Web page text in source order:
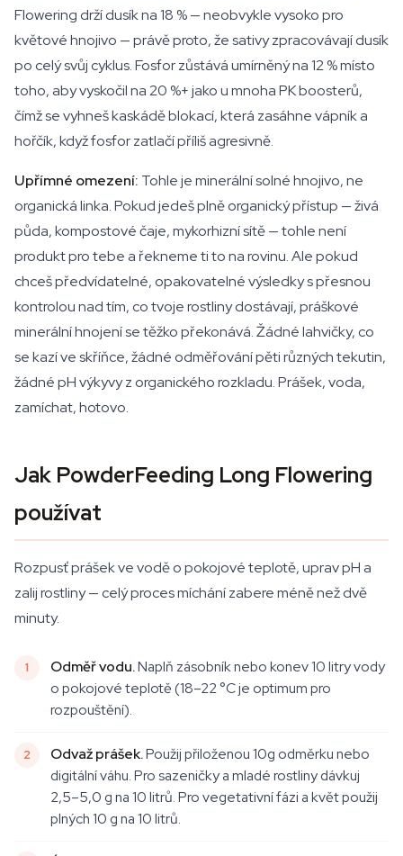
Flowering drží dusík na 18 % — neobvykle vysoko pro
květové hnojivo — právě proto, že sativy zpracovávají dusík
po celý svůj cyklus. Fosfor zůstává umírněný na 12 % místo
toho, aby vyskočil na 20 %+ jako u mnoha PK boosterů,
čímž se vyhneš kaskádě blokací, která zasáhne vápník a
hořčík, když fosfor zatlačí příliš agresivně.
Upřímné omezení: Tohle je minerální solné hnojivo, ne
organická linka. Pokud jedeš plně organický přístup — živá
půda, kompostové čaje, mykorhizní sítě — tohle není
produkt pro tebe a řekneme ti to na rovinu. Ale pokud
chceš předvídatelné, opakovatelné výsledky s přesnou
kontrolou nad tím, co tvoje rostliny dostávají, práškové
minerální hnojení se těžko překonává. Žádné lahvičky, co
se kazí ve skříňce, žádné odměřování pěti různých tekutin,
žádné pH výkyvy z organického rozkladu. Prášek, voda,
zamíchat, hotovo.
Jak PowderFeeding Long Flowering
používat
Rozpusť prášek ve vodě o pokojové teplotě, uprav pH a
zalij rostliny — celý proces míchání zabere méně než dvě
minuty.
Odměř vodu.Naplň zásobník nebo konev 10 litry vody
o pokojové teplotě (18–22 °C je optimum pro
rozpouštění).
Odvaž prášek.Použij přiloženou 10g odměrku nebo
digitální váhu. Pro sazeničky a mladé rostliny dávkuj
2,5–5,0 g na 10 litrů. Pro vegetativní fázi a květ použij
plných 10 g na 10 litrů.